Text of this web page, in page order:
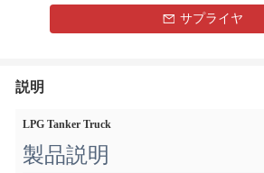
サプライヤ
説明
LPG Tanker Truck
製品説明